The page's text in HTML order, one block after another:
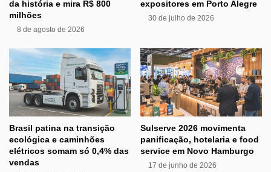
da história e mira R$ 800
milhões
8 de agosto de 2026
expositores em Porto Alegre
30 de julho de 2026
Brasil patina na transição
ecológica e caminhões
elétricos somam só 0,4% das
vendas
Sulserve 2026 movimenta
panificação, hotelaria e food
service em Novo Hamburgo
17 de junho de 2026